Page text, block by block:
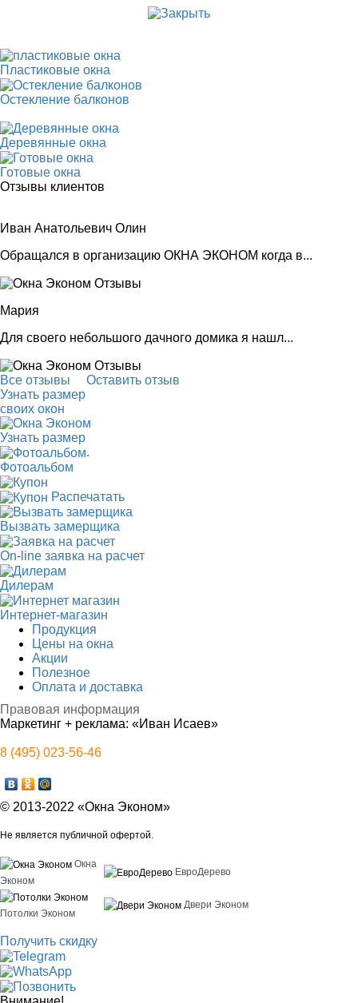
Пластиковые окна
Остекление балконов
Деревянные окна
Готовые окна
Отзывы клиентов
Иван Анатольевич Олин
Обращался в организацию ОКНА ЭКОНОМ когда в...
Мария
Для своего небольшого дачного домика я нашл...
Все отзывы
Оставить отзыв
Узнать размер
своих окон
Узнать размер
.
Фотоальбом
Распечатать
Вызвать замерщика
On-line заявка на расчет
Дилерам
Интернет-магазин
Продукция
Цены на окна
Акции
Полезное
Оплата и доставка
Правовая информация
Маркетинг + реклама: «Иван Исаев»
8 (495) 023-56-46
© 2013-2022 «Окна Эконом»
Не является публичной офертой.
Окна
Эконом
ЕвроДерево
Потолки Эконом
Двери Эконом
Получить скидку